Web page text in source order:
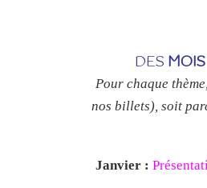
DES
Pour chaque
nos billets), soit
Janvier :